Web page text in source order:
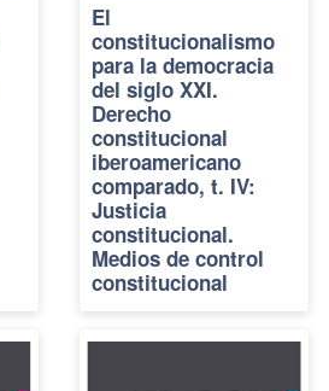
El
constitucionalismo
para la democracia
del siglo XXI.
Derecho
constitucional
iberoamericano
comparado, t. IV:
Justicia
constitucional.
Medios de control
constitucional